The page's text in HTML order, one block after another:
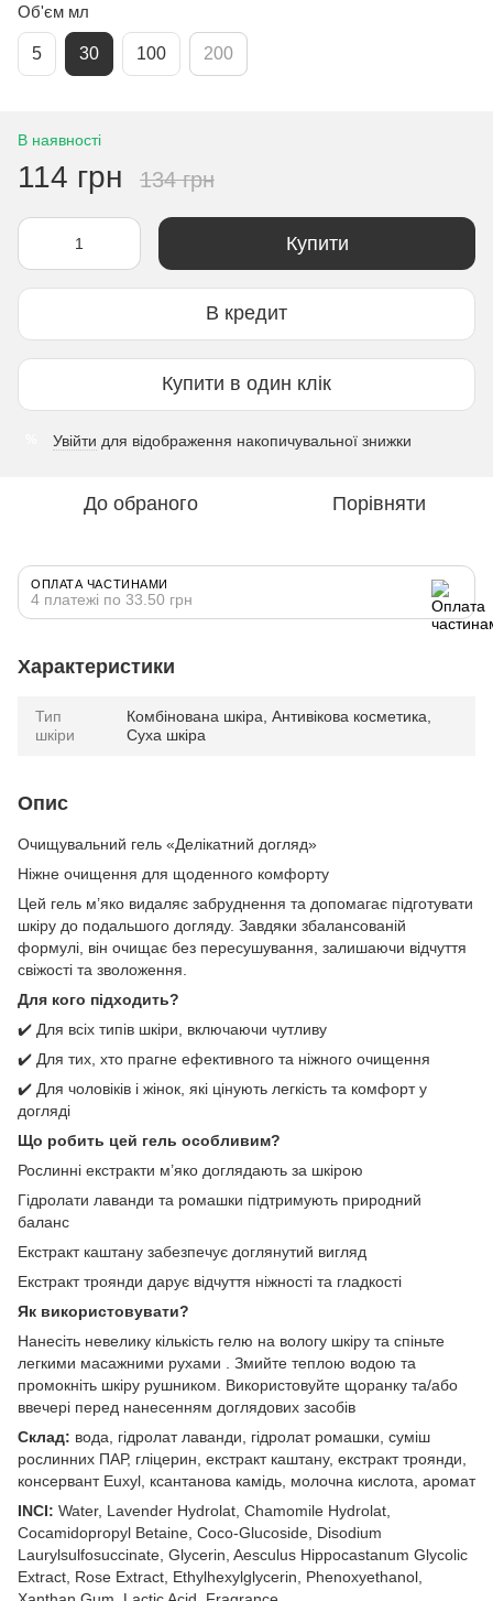
Об'єм мл
5 30 100 200
В наявності
114 грн 134 грн
Купити
В кредит
Купити в один клік
Увійти для відображення накопичувальної знижки
До обраного Порівняти
ОПЛАТА ЧАСТИНАМИ
4 платежі по 33.50 грн
Характеристики
Тип
шкіри
Комбінована шкіра, Антивікова косметика,
Суха шкіра
Опис
Очищувальний гель «Делікатний догляд»
Ніжне очищення для щоденного комфорту
Цей гель м’яко видаляє забруднення та допомагає підготувати
шкіру до подальшого догляду. Завдяки збалансованій
формулі, він очищає без пересушування, залишаючи відчуття
свіжості та зволоження.
Для кого підходить?
✔️ Для всіх типів шкіри, включаючи чутливу
✔️ Для тих, хто прагне ефективного та ніжного очищення
✔️ Для чоловіків і жінок, які цінують легкість та комфорт у
догляді
Що робить цей гель особливим?
Рослинні екстракти м’яко доглядають за шкірою
Гідролати лаванди та ромашки підтримують природний
баланс
Екстракт каштану забезпечує доглянутий вигляд
Екстракт троянди дарує відчуття ніжності та гладкості
Як використовувати?
Нанесіть невелику кількість гелю на вологу шкіру та спіньте
легкими масажними рухами . Змийте теплою водою та
промокніть шкіру рушником. Використовуйте щоранку та/або
ввечері перед нанесенням доглядових засобів
Склад: вода, гідролат лаванди, гідролат ромашки, суміш
рослинних ПАР, гліцерин, екстракт каштану, екстракт троянди,
консервант Euxyl, ксантанова камідь, молочна кислота, аромат
INCI: Water, Lavender Hydrolat, Chamomile Hydrolat,
Cocamidopropyl Betaine, Coco-Glucoside, Disodium
Laurylsulfosuccinate, Glycerin, Aesculus Hippocastanum Glycolic
Extract, Rose Extract, Ethylhexylglycerin, Phenoxyethanol,